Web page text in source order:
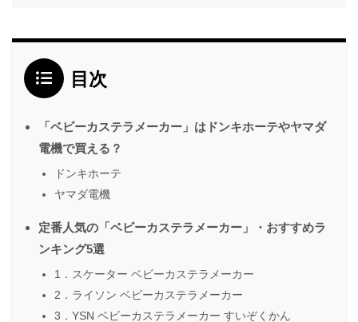
目次
「ベビーカステラメーカー」はドンキホーテやヤマダ
電機で買える？
ドンキホーテ
ヤマダ電機
定番人気の「ベビーカステラメーカー」・おすすめラ
ンキング5選
1．スケーター ベビーカステラメーカー
2．ライソン ベビーカステラメーカー
3．YSN ベビーカステラメーカー すいぞくかん